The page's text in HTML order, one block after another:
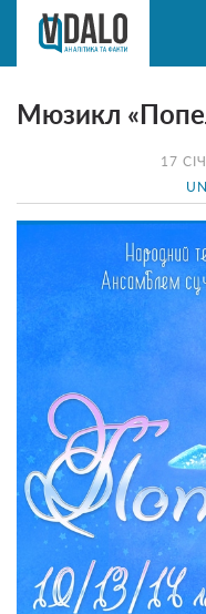
17
Мюзикл